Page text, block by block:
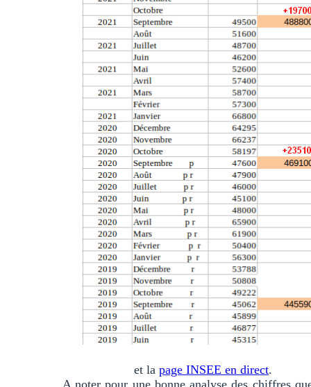
et la page INSEE en direct.